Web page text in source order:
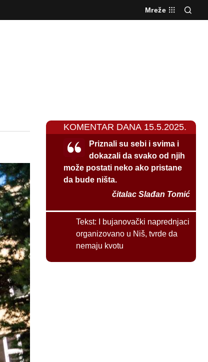
Mreže
KOMENTAR DANA 15.5.2025.
Priznali su sebi i svima i
dokazali da svako od njih
može postati neko ako pristane
da bude ništa.
čitalac Slađan Tomić
Tekst:
I bujanovački naprednjaci
organizovano u Niš, tvrde da
nemaju kvotu